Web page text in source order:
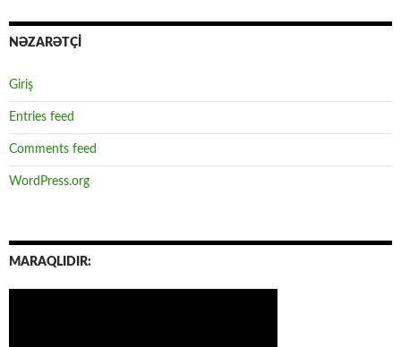
NƏZARƏTÇİ
Giriş
Entries feed
Comments feed
WordPress.org
MARAQLIDIR: